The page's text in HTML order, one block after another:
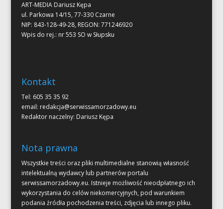
ART-MEDIA Dariusz Kępa
ul. Parkowa 14/15, 77-330 Czarne
NIP: 843-128-49-28, REGON: 771246920
Wpis do rej.: nr 553 SO w Słupsku
Kontakt
Tel: 605 35 35 92
email: redakcja@serwissamorzadowy.eu
Redaktor naczelny: Dariusz Kępa
Nota prawna
Wszystkie treści oraz pliki multimedialne stanowią własność
intelektualną wydawcy lub partnerów portalu
serwissamorzadowy.eu. Istnieje możliwość nieodpłatnego ich
wykorzystania do celów niekomercyjnych, pod warunkiem
podania źródła pochodzenia treści, zdjęcia lub innego pliku.